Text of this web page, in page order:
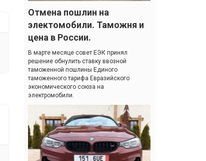
Отмена пошлин на
электомобили. Таможня и
цена в России.
В марте месяце совет ЕЭК принял
решение обнулить ставку ввозной
таможенной пошлины Единого
таможенного тарифа Евразийского
экономического союза на
электромобили.